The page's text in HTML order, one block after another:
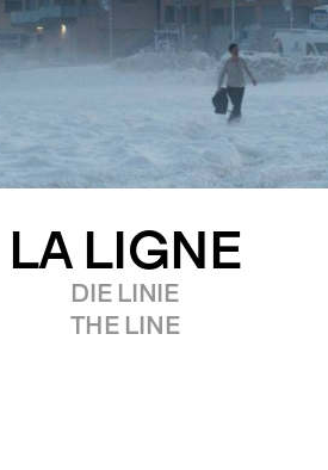
LA LIGNE
DIE LINIE
THE LINE